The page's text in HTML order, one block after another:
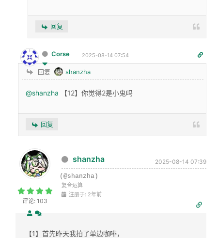
回复
Corse 2025-08-14 07:54
回复 shanzha
@shanzha 【12】你觉得2是小鬼吗
回复
评论: 103
shanzha
2025-08-14 07:39
(@shanzha)
复合运算
注册于: 2年前
【1】首先昨天我拍了单边咖啡，